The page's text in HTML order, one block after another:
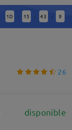
1 D : 15 : 43 : 9
26
disponible